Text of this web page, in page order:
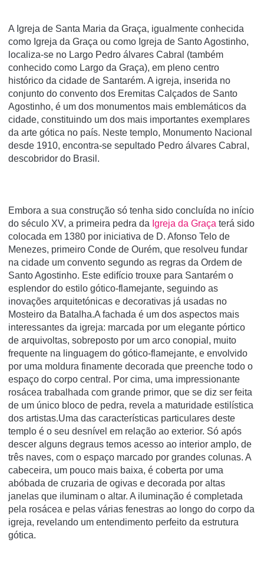
A Igreja de Santa Maria da Graça, igualmente conhecida
como Igreja da Graça ou como Igreja de Santo Agostinho,
localiza-se no Largo Pedro álvares Cabral (também
conhecido como Largo da Graça), em pleno centro
histórico da cidade de Santarém. A igreja, inserida no
conjunto do convento dos Eremitas Calçados de Santo
Agostinho, é um dos monumentos mais emblemáticos da
cidade, constituindo um dos mais importantes exemplares
da arte gótica no paí­s. Neste templo, Monumento Nacional
desde 1910, encontra-se sepultado Pedro álvares Cabral,
descobridor do Brasil.
Embora a sua construção só tenha sido concluída no início
do século XV, a primeira pedra da Igreja da Graça terá sido
colocada em 1380 por iniciativa de D. Afonso Telo de
Menezes, primeiro Conde de Ourém, que resolveu fundar
na cidade um convento segundo as regras da Ordem de
Santo Agostinho. Este edifício trouxe para Santarém o
esplendor do estilo gótico-flamejante, seguindo as
inovações arquitetónicas e decorativas já usadas no
Mosteiro da Batalha.A fachada é um dos aspectos mais
interessantes da igreja: marcada por um elegante pórtico
de arquivoltas, sobreposto por um arco conopial, muito
frequente na linguagem do gótico-flamejante, e envolvido
por uma moldura finamente decorada que preenche todo o
espaço do corpo central. Por cima, uma impressionante
rosácea trabalhada com grande primor, que se diz ser feita
de um único bloco de pedra, revela a maturidade estilística
dos artistas.Uma das características particulares deste
templo é o seu desnível em relação ao exterior. Só após
descer alguns degraus temos acesso ao interior amplo, de
três naves, com o espaço marcado por grandes colunas. A
cabeceira, um pouco mais baixa, é coberta por uma
abóbada de cruzaria de ogivas e decorada por altas
janelas que iluminam o altar. A iluminação é completada
pela rosácea e pelas várias fenestras ao longo do corpo da
igreja, revelando um entendimento perfeito da estrutura
gótica.